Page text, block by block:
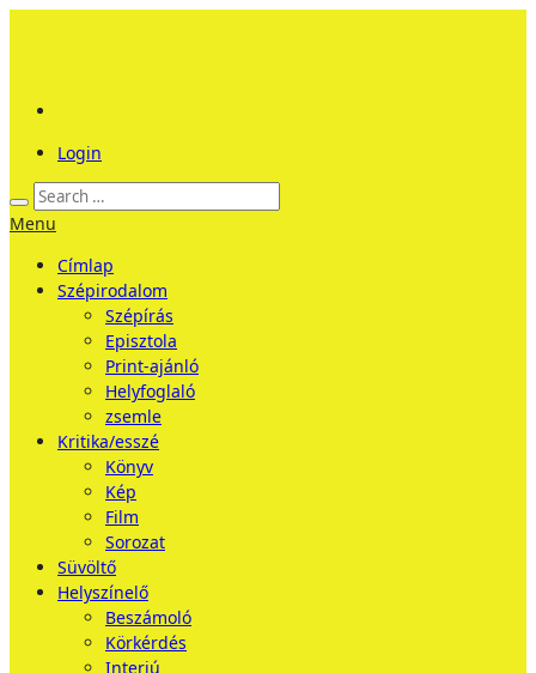
Login
Menu
Címlap
Szépirodalom
Szépírás
Episztola
Print-ajánló
Helyfoglaló
zsemle
Kritika/esszé
Könyv
Kép
Film
Sorozat
Süvöltő
Helyszínelő
Beszámoló
Körkérdés
Interjú